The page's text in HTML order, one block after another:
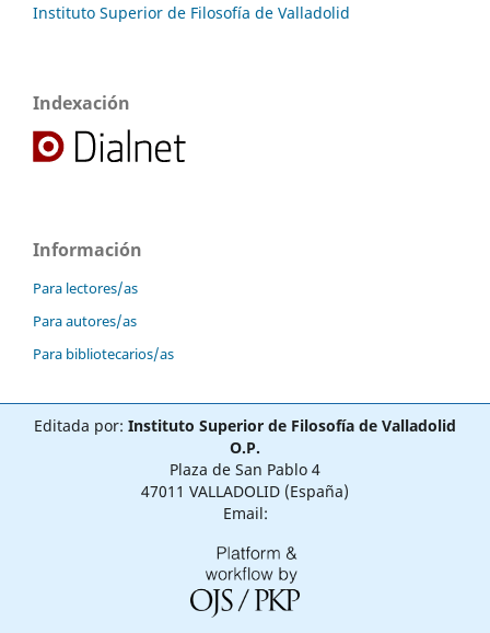
Instituto Superior de Filosofía de Valladolid
Indexación
Información
Para lectores/as
Para autores/as
Para bibliotecarios/as
Editada por: Instituto Superior de Filosofía de Valladolid
O.P.
Plaza de San Pablo 4
47011 VALLADOLID (España)
Email: